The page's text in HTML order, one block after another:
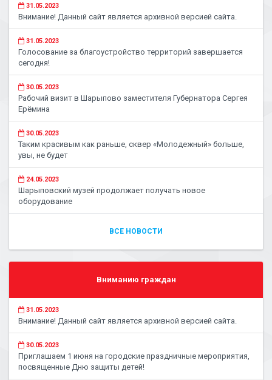
31.05.2023
Внимание! Данный сайт является архивной версией сайта.
31.05.2023
Голосование за благоустройство территорий завершается
сегодня!
30.05.2023
Рабочий визит в Шарыпово заместителя Губернатора Сергея
Ерёмина
30.05.2023
Таким красивым как раньше, сквер «Молодежный» больше,
увы, не будет
24.05.2023
Шарыповский музей продолжает получать новое
оборудование
ВСЕ НОВОСТИ
Вниманию граждан
31.05.2023
Внимание! Данный сайт является архивной версией сайта.
30.05.2023
Приглашаем 1 июня на городские праздничные мероприятия,
посвященные Дню защиты детей!